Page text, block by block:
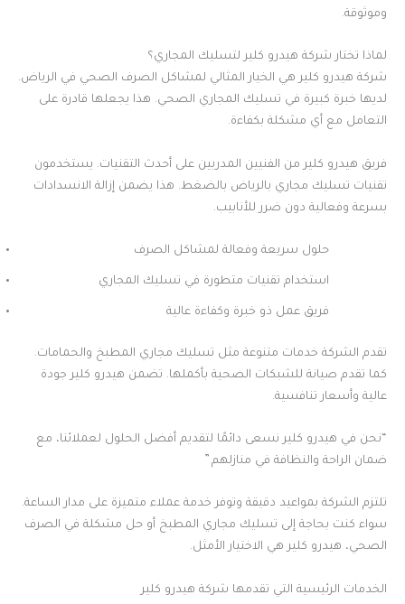
وموثوقة.
لماذا تختار شركة هيدرو كلير لتسليك المجاري؟
شركة هيدرو كلير هي الخيار المثالي لمشاكل الصرف الصحي في الرياض.
لديها خبرة كبيرة في تسليك المجاري الصحي. هذا يجعلها قادرة على
التعامل مع أي مشكلة بكفاءة.
فريق هيدرو كلير من الفنيين المدربين على أحدث التقنيات. يستخدمون
تقنيات تسليك مجاري بالرياض بالضغط. هذا يضمن إزالة الانسدادات
بسرعة وفعالية دون ضرر للأنابيب.
حلول سريعة وفعالة لمشاكل الصرف
استخدام تقنيات متطورة في تسليك المجاري
فريق عمل ذو خبرة وكفاءة عالية
تقدم الشركة خدمات متنوعة مثل تسليك مجاري المطبخ والحمامات.
كما تقدم صيانة للشبكات الصحية بأكملها. تضمن هيدرو كلير جودة
عالية وأسعار تنافسية.
“نحن في هيدرو كلير نسعى دائمًا لتقديم أفضل الحلول لعملائنا، مع
ضمان الراحة والنظافة في منازلهم.”
تلتزم الشركة بمواعيد دقيقة وتوفر خدمة عملاء متميزة على مدار الساعة.
سواء كنت بحاجة إلى تسليك مجاري المطبخ أو حل مشكلة في الصرف
الصحي، هيدرو كلير هي الاختيار الأمثل.
الخدمات الرئيسية التي تقدمها شركة هيدرو كلير